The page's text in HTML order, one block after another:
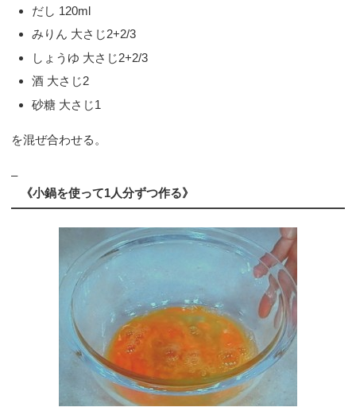
だし 120ml
みりん 大さじ2+2/3
しょうゆ 大さじ2+2/3
酒 大さじ2
砂糖 大さじ1
を混ぜ合わせる。
–
《小鍋を使って1人分ずつ作る》